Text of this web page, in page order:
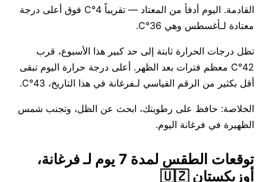
القادمة. اليوم أدفأ من المعتاد — تقريباً 4°C فوق أعلى درجة
معتادة لـأغسطس وهي 36°C.
تظل درجات الحرارة ثابتة إلى حد كبير هذا الأسبوع، قرب
42°C معظم فترات بعد الظهر. أعلى درجة حرارة اليوم تبقى
أقل بكثير من الرقم القياسي لـفرغانة في هذا التاريخ، 43°C.
الخلاصة: حافظ على رطوبتك، ابحث عن الظل، وتجنب شمس
الظهيرة في فرغانة اليوم.
توقعات الطقس لمدة 7 يوم لـ فرغانة،
أوزبكستان 🇺🇿